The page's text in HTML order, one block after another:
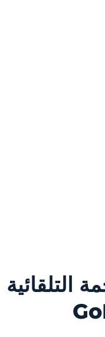
التلقائية